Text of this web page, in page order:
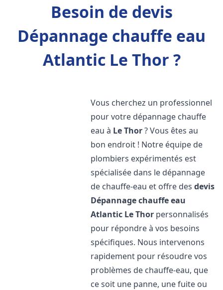
Besoin de devis
Dépannage chauffe eau
Atlantic Le Thor ?
Vous cherchez un professionnel
pour votre dépannage chauffe
eau à Le Thor? Vous êtes au
bon endroit ! Notre équipe de
plombiers expérimentés est
spécialisée dans le dépannage
de chauffe-eau et offre desdevis
Dépannage chauffe eau
Atlantic Le Thor personnalisés
pour répondre à vos besoins
spécifiques. Nous intervenons
rapidement pour résoudre vos
problèmes de chauffe-eau, que
ce soit une panne, une fuite ou